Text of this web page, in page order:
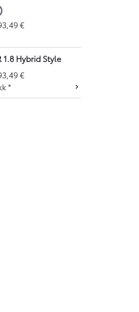
€
1.8 Hybrid Style
€
*